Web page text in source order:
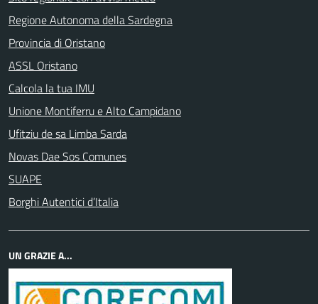
Regione Autonoma della Sardegna
Provincia di Oristano
ASSL Oristano
Calcola la tua IMU
Unione Montiferru e Alto Campidano
Ufitziu de sa Limba Sarda
Novas Dae Sos Comunes
SUAPE
Borghi Autentici d’Italia
UN GRAZIE A...